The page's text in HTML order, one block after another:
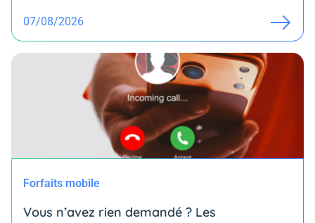
07/08/2026
Forfaits mobile
Vous n’avez rien demandé ? Les